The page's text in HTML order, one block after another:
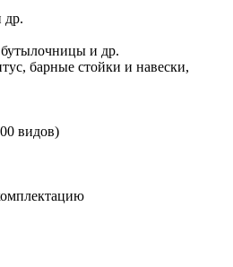
др.
и др.
барные стойки и навески,
видов)